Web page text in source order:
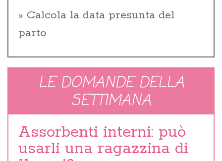
Calcola la data presunta del
parto
LE DOMANDE DELLA
SETTIMANA
Assorbenti interni: può
usarli una ragazzina di